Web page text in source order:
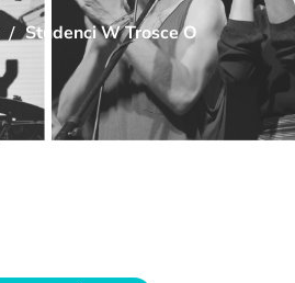
Studenci W Trosce O